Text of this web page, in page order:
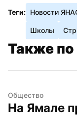
Теги: Новости
Школы
Также
Общество
На Ямале